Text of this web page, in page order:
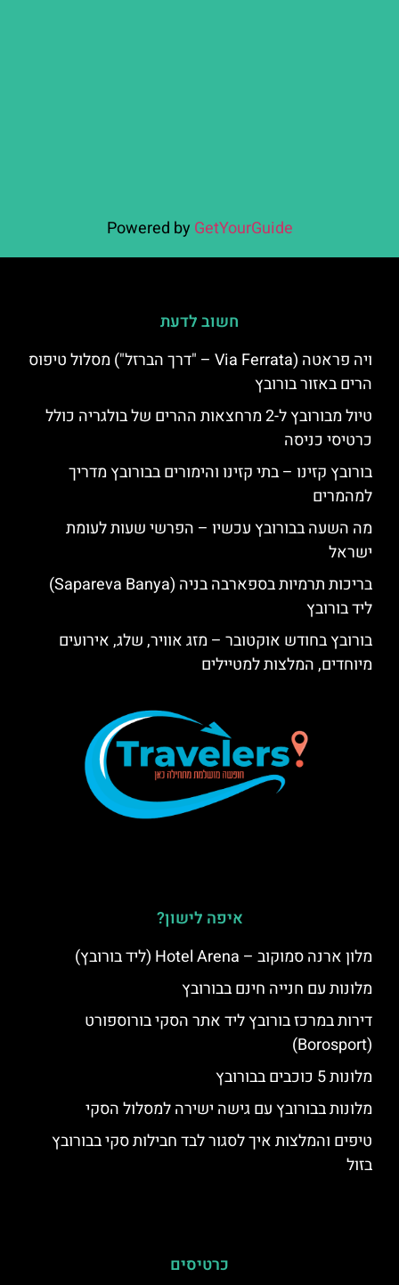
Powered by GetYourGuide
חשוב לדעת
ויה פראטה (Via Ferrata – "דרך הברזל") מסלול טיפוס
הרים באזור בורובץ
טיול מבורובץ ל-2 מרחצאות ההרים של בולגריה כולל
כרטיסי כניסה
בורובץ קזינו – בתי קזינו והימורים בבורובץ מדריך
למהמרים
מה השעה בבורובץ עכשיו – הפרשי שעות לעומת
ישראל
בריכות תרמיות בספארבה בניה (Sapareva Banya)
ליד בורובץ
בורובץ בחודש אוקטובר – מזג אוויר, שלג, אירועים
מיוחדים, המלצות למטיילים
איפה לישון?
מלון ארנה סמוקוב – Hotel Arena (ליד בורובץ)
מלונות עם חנייה חינם בבורובץ
דירות במרכז בורובץ ליד אתר הסקי בורוספורט
(Borosport)
מלונות 5 כוכבים בבורובץ
מלונות בבורובץ עם גישה ישירה למסלול הסקי
טיפים והמלצות איך לסגור לבד חבילות סקי בבורובץ
בזול
כרטיסים